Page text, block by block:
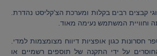
קבצים רבים בקלות ומערכת הצ'קליסט נהדרת.
וחוויית המשתמש נעימה מאוד.
חסרונות כגון אופציות דיווח מצומצמות למדי.
על ידי התקנה של תוספים רשמיים או